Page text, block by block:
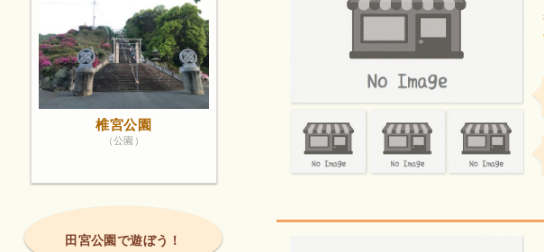
椎宮公園
（公園）
田宮公園で遊ぼう！